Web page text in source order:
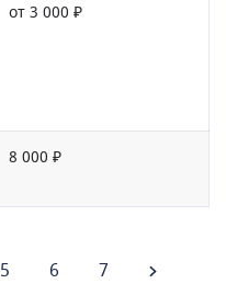
от 3 000 ₽
8 000 ₽
5 6 7